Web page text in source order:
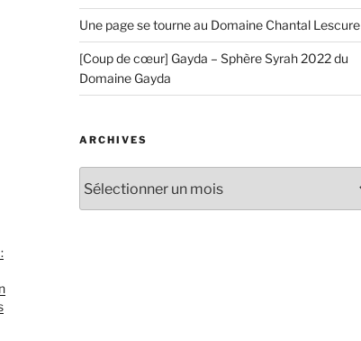
Une page se tourne au Domaine Chantal Lescure
[Coup de cœur] Gayda – Sphère Syrah 2022 du
Domaine Gayda
ARCHIVES